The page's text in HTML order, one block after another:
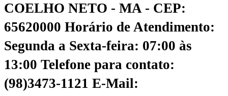
COELHO NETO - MA - CEP:
65620000 Horário de Atendimento:
Segunda a Sexta-feira: 07:00 às
13:00 Telefone para contato:
(98)3473-1121 E-Mail: